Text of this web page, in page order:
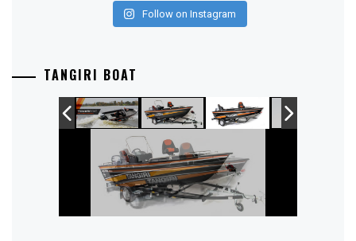
Follow on Instagram
TANGIRI BOAT